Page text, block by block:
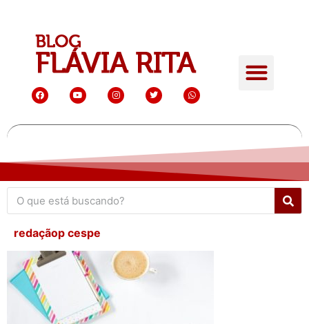
redaçãop cespe